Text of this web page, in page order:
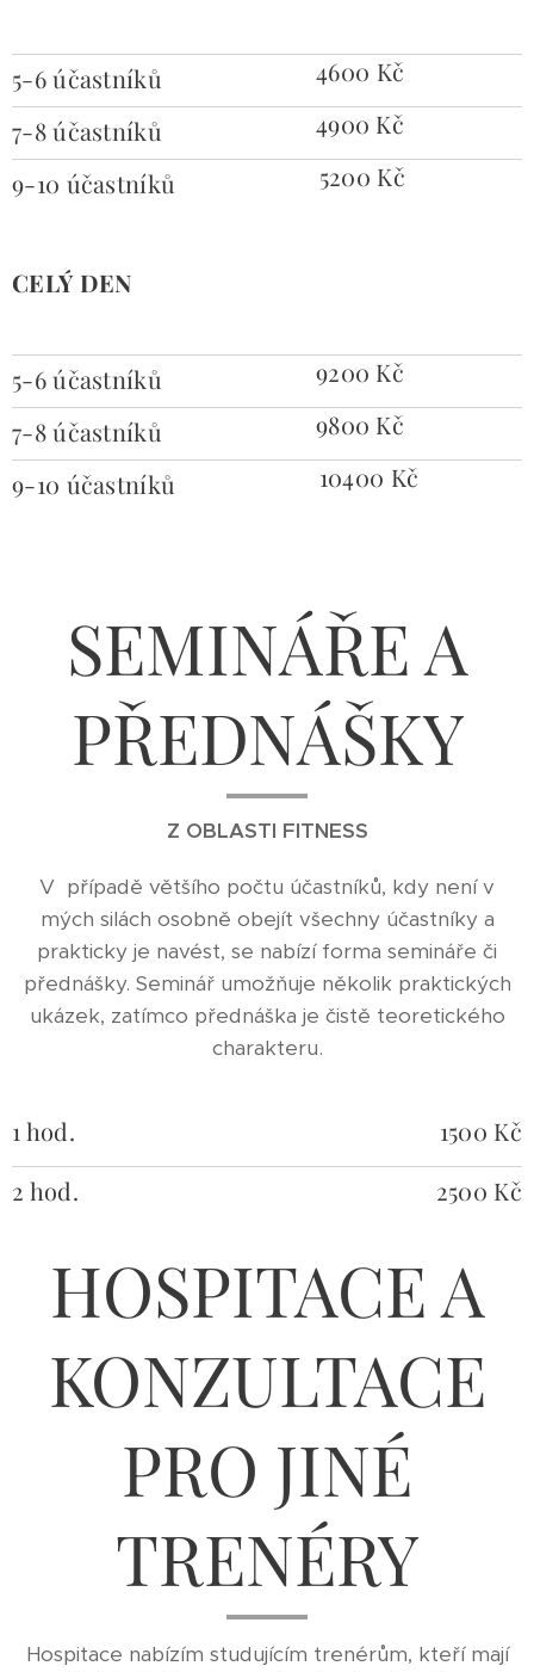
5-6účastníků 4600 Kč
7-8 účastníků
4900 Kč
9-10 účastníků
5200 Kč
CELÝ DEN
5-6 účastníků
9200 Kč
7-8 účastníků
9800 Kč
9-10 účastníků
10400 Kč
SEMINÁŘE A
PŘEDNÁŠKY
Z OBLASTI FITNESS
V případě většího počtu účastníků, kdy není v
mých silách osobně obejít všechny účastníky a
prakticky je navést, se nabízí forma semináře či
přednášky. Seminář umožňuje několik praktických
ukázek, zatímco přednáška je čistě teoretického
charakteru.
1 hod.
1500 Kč
2 hod.
2500 Kč
HOSPITACE A
KONZULTACE
PRO JINÉ
TRENÉRY
Hospitace nabízím studujícím trenérům, kteří mají